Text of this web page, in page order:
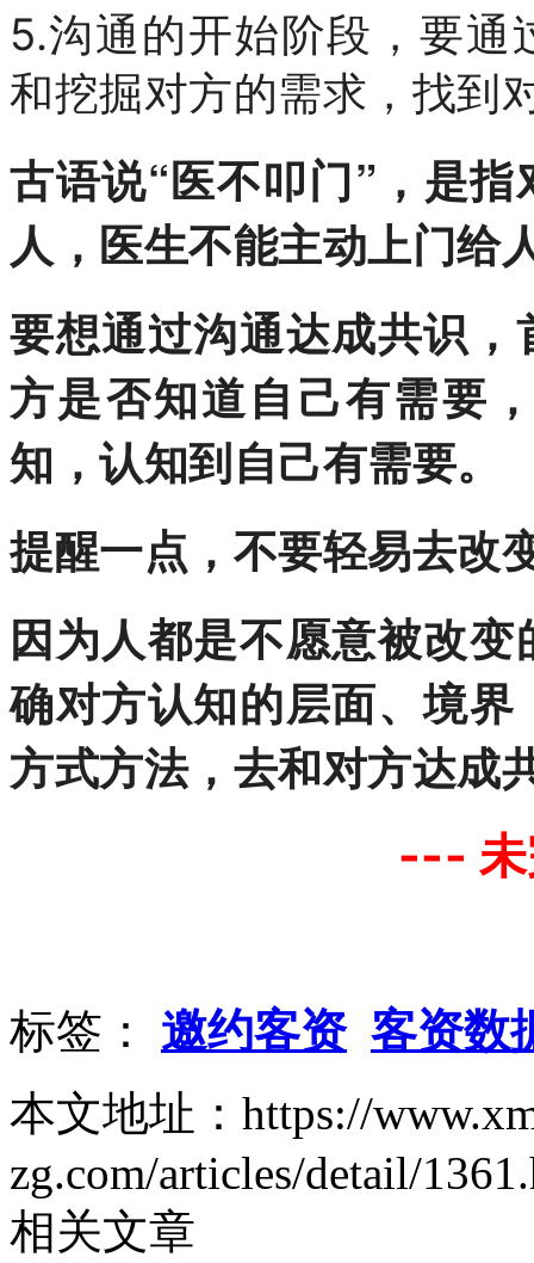
5.沟通的开始阶段，要
和挖掘对方的需求，找到
古语说“医不叩门”，是
人，医生不能主动上门给
要想通过沟通达成共识
方是否知道自己有需要
知，认知到自己有需要。
提醒一点，不要轻易去改
因为人都是不愿意被改
确对方认知的层面、境
方式方法，去和对方达成
---
标签： 邀约客资 客资数
本文地址：https://
zg.com/articles/detail/
相关文章